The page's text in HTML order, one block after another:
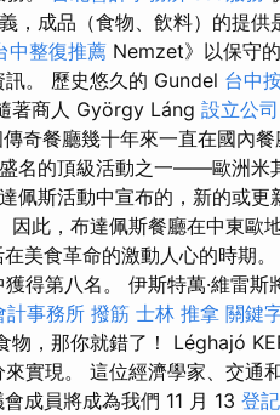
，成品（食物、飲料）的提供
中整復推薦 Nemzet》以保守
。 歷史悠久的 Gundel 台中
著商人 György Láng 設立公司
奇餐廳幾十年來一直在國內餐
名的頂級活動之一——歐洲米
佩斯活動中宣布的，新的或更
此，布達佩斯餐廳在中東歐
美食革命的激動人心的時期
得第八名。 伊斯特萬·維雷斯
計事務所 撥筋 士林 推拿 關鍵
物，那你就錯了！ Léghajó
實現。 這位經濟學家、交通
成員將成為我們 11 月 13 登